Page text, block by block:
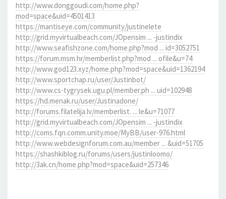
http://www.donggoudi.com/home.php?
mod=space&uid=4501413
https://mantiseye.com/community/justinelete
http://grid.myvirtualbeach.com/JOpensim ... -justindix
http://www.seafishzone.com/home.php?mod ... id=3052751
https://forum.msm.hr/memberlist.php?mod ... ofile&u=74
http://www.god123.xyz/home.php?mod=space&uid=1362194
http://www.sportchap.ru/user/Justinbot/
http://www.cs-tygrysek.ugu.pl/member.ph ... uid=102948
https://hd.menak.ru/user/Justinadone/
http://forums.filatelija.lv/memberlist. ... le&u=71077
http://grid.myvirtualbeach.com/JOpensim ... -justindix
http://coms.fqn.comm.unity.moe/MyBB/user-976.html
http://www.webdesignforum.com.au/member ... &uid=51705
https://shashkiblog.ru/forums/users/justinloomo/
http://3ak.cn/home.php?mod=space&uid=257346